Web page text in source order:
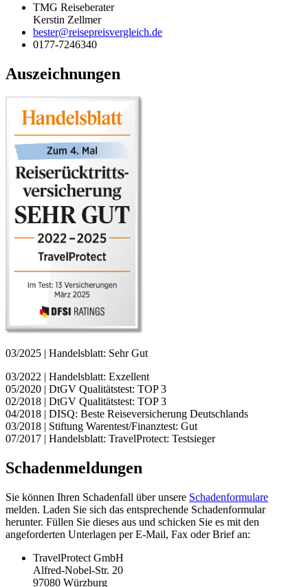
TMG Reiseberater
Kerstin Zellmer
bester@reisepreisvergleich.de
0177-7246340
Auszeichnungen
03/2025 | Handelsblatt: Sehr Gut
03/2022 | Handelsblatt: Exzellent
05/2020 | DtGV Qualitätstest: TOP 3
02/2018 | DtGV Qualitätstest: TOP 3
04/2018 | DISQ: Beste Reiseversicherung Deutschlands
03/2018 | Stiftung Warentest/Finanztest: Gut
07/2017 | Handelsblatt: TravelProtect: Testsieger
Schadenmeldungen
Sie können Ihren Schadenfall über unsere Schadenformulare
melden. Laden Sie sich das entsprechende Schadenformular
herunter. Füllen Sie dieses aus und schicken Sie es mit den
angeforderten Unterlagen per E-Mail, Fax oder Brief an:
TravelProtect GmbH
Alfred-Nobel-Str. 20
97080 Würzburg